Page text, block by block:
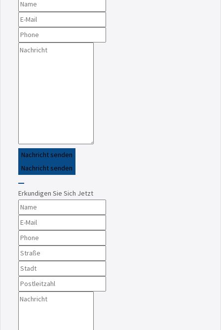
Nachricht senden
Nachricht senden
Erkundigen Sie Sich Jetzt